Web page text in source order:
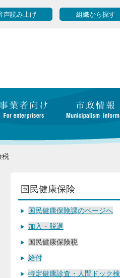
声読み上げ 組織から探す
税
国民健康保険
国民健康保険課のページへ
加入・脱退
国民健康保険税
給付
特定健康診査・人間ドック検